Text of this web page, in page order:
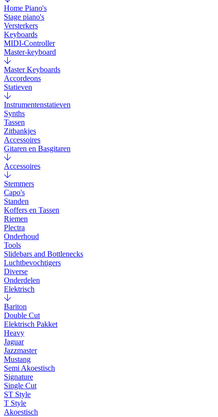
Home Piano's
Stage piano's
Versterkers
Keyboards
MIDI-Controller
Master-keyboard
Master Keyboards
Accordeons
Statieven
Instrumentenstatieven
Synths
Tassen
Zitbankjes
Accessoires
Gitaren en Basgitaren
Accessoires
Stemmers
Capo's
Standen
Koffers en Tassen
Riemen
Plectra
Onderhoud
Tools
Slidebars and Bottlenecks
Luchtbevochtigers
Diverse
Onderdelen
Elektrisch
Bariton
Double Cut
Elektrisch Pakket
Heavy
Jaguar
Jazzmaster
Mustang
Semi Akoestisch
Signature
Single Cut
ST Style
T Style
Akoestisch